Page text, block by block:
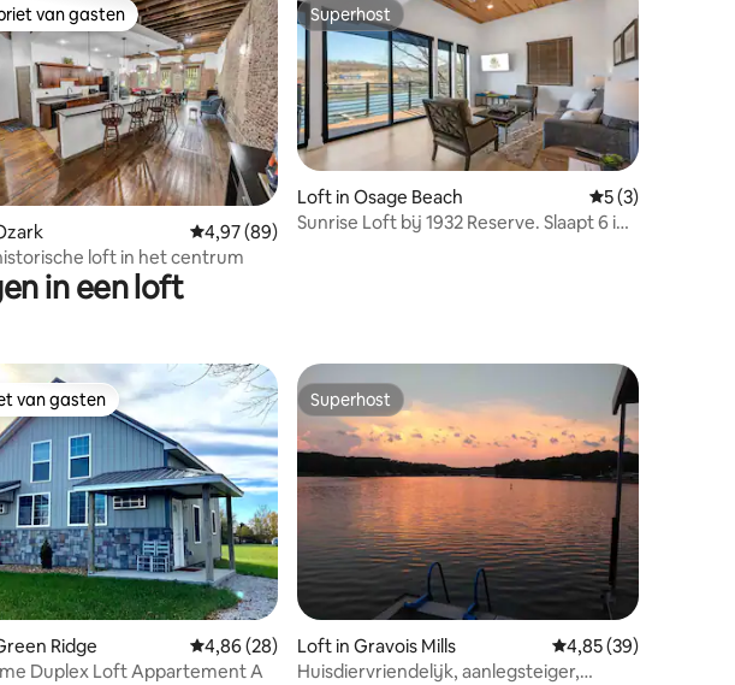
van 4,9 uit 5, 200 recensies
van gasten
van gasten
Gemiddelde beoordeling van 4,97 uit 5, 89 recensies
4,97 (89)
loft in het centrum
Superhost
Superhost
Loft in Osage Beach Gemiddelde
5 (3)
Sunrise Loft bij 1932 Reserve. Slaapt 6 in
in een loft
van 4,94 uit 5, 32 recensies
van gasten
van gasten
Ridge Gemiddelde beoordeling van 4,86 uit 5, 28 recensies
4,86 (28)
Duplex Loft Appartement A
Superhost
Superhost
Loft in Gravois Mills Gemiddelde
4,85 (39)
Huisdiervriendelijk, aanlegsteiger,